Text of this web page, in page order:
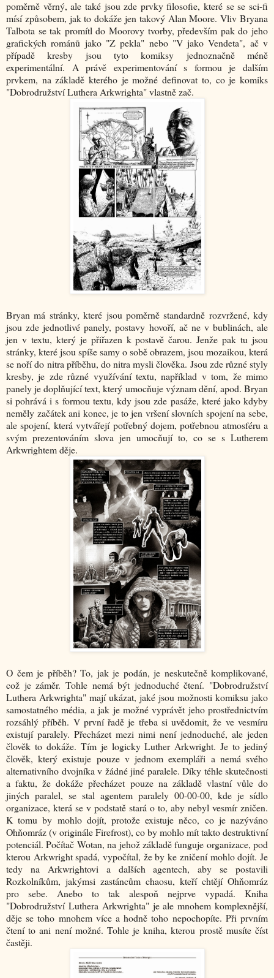
poměrně věrný, ale také jsou zde prvky filosofie, které se se sci-fi
mísí způsobem, jak to dokáže jen takový Alan Moore. Vliv Bryana
Talbota se tak promítl do Moorovy tvorby, především pak do jeho
grafických románů jako "Z pekla" nebo "V jako Vendeta", ač v
případě kresby jsou tyto komiksy jednoznačně méně
experimentální. A právě experimentování s formou je dalším
prvkem, na základě kterého je možné definovat to, co je komiks
"Dobrodružství Luthera Arkwrighta" vlastně zač.
Bryan má stránky, které jsou poměrně standardně rozvržené, kdy
jsou zde jednotlivé panely, postavy hovoří, ač ne v bublinách, ale
jen v textu, který je přiřazen k postavě čarou. Jenže pak tu jsou
stránky, které jsou spíše samy o sobě obrazem, jsou mozaikou, která
se noří do nitra příběhu, do nitra mysli člověka. Jsou zde různé styly
kresby, je zde různé využívání textu, například v tom, že mimo
panely je doplňující text, který umocňuje význam dění, apod. Bryan
si pohrává i s formou textu, kdy jsou zde pasáže, které jako kdyby
neměly začátek ani konec, je to jen vršení slovních spojení na sebe,
ale spojení, která vytvářejí potřebný dojem, potřebnou atmosféru a
svým prezentováním slova jen umocňují to, co se s Lutherem
Arkwrightem děje.
O čem je příběh? To, jak je podán, je neskutečně komplikované,
což je záměr. Tohle nemá být jednoduché čtení. "Dobrodružství
Luthera Arkwrighta" mají ukázat, jaké jsou možnosti komiksu jako
samostatného média, a jak je možné vyprávět jeho prostřednictvím
rozsáhlý příběh. V první řadě je třeba si uvědomit, že ve vesmíru
existují paralely. Přecházet mezi nimi není jednoduché, ale jeden
člověk to dokáže. Tím je logicky Luther Arkwright. Je to jediný
člověk, který existuje pouze v jednom exempláři a nemá svého
alternativního dvojníka v žádné jiné paralele. Díky téhle skutečnosti
a faktu, že dokáže přecházet pouze na základě vlastní vůle do
jiných paralel, se stal agentem paralely 00-00-00, kde je sídlo
organizace, která se v podstatě stará o to, aby nebyl vesmír zničen.
K tomu by mohlo dojít, protože existuje něco, co je nazýváno
Ohňomráz (v originále Firefrost), co by mohlo mít takto destruktivní
potenciál. Počítač Wotan, na jehož základě funguje organizace, pod
kterou Arkwright spadá, vypočítal, že by ke zničení mohlo dojít. Je
tedy na Arkwrightovi a dalších agentech, aby se postavili
Rozkolníkům, jakýmsi zastáncům chaosu, kteří chtějí Ohňomráz
pro sebe. Anebo to tak alespoň nejprve vypadá. Kniha
"Dobrodružství Luthera Arkwrighta" je ale mnohem komplexnější,
děje se toho mnohem více a hodně toho nepochopíte. Při prvním
čtení to ani není možné. Tohle je kniha, kterou prostě musíte číst
častěji.